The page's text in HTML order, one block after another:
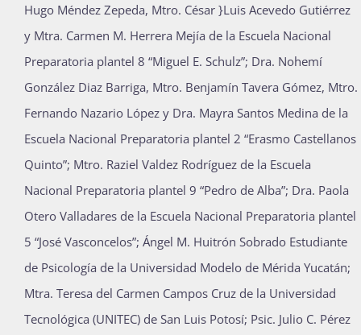
Hugo Méndez Zepeda, Mtro. César }Luis Acevedo Gutiérrez
y Mtra. Carmen M. Herrera Mejía de la Escuela Nacional
Preparatoria plantel 8 “Miguel E. Schulz”; Dra. Nohemí
González Diaz Barriga, Mtro. Benjamín Tavera Gómez, Mtro.
Fernando Nazario López y Dra. Mayra Santos Medina de la
Escuela Nacional Preparatoria plantel 2 “Erasmo Castellanos
Quinto”; Mtro. Raziel Valdez Rodríguez de la Escuela
Nacional Preparatoria plantel 9 “Pedro de Alba”; Dra. Paola
Otero Valladares de la Escuela Nacional Preparatoria plantel
5 “José Vasconcelos”; Ángel M. Huitrón Sobrado Estudiante
de Psicología de la Universidad Modelo de Mérida Yucatán;
Mtra. Teresa del Carmen Campos Cruz de la Universidad
Tecnológica (UNITEC) de San Luis Potosí; Psic. Julio C. Pérez